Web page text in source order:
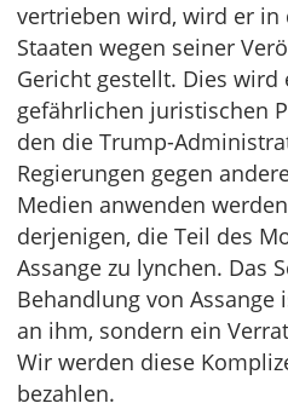
vertrieben wird, wird er in
Staaten wegen seiner
Gericht gestellt. Dies wird
gefährlichen juristischen
den die Trump-
Regierungen gegen
Medien anwenden
derjenigen, die Teil des
Assange zu lynchen. Das
Behandlung von
an ihm, sondern ein
Wir werden diese
bezahlen.